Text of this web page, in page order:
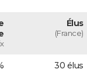
Élus
(France)
30 élus